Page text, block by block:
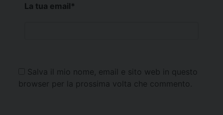
La tua email*
Salva il mio nome, email e sito web in questo
browser per la prossima volta che commento.